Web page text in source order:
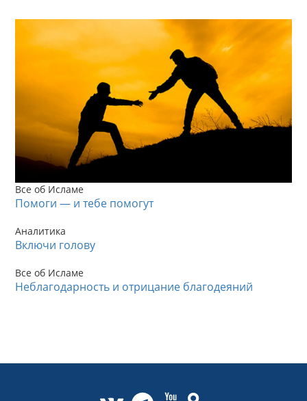
Все об Исламе
Помоги — и тебе помогут
Аналитика
Включи голову
Все об Исламе
Неблагодарность и отрицание благодеяний